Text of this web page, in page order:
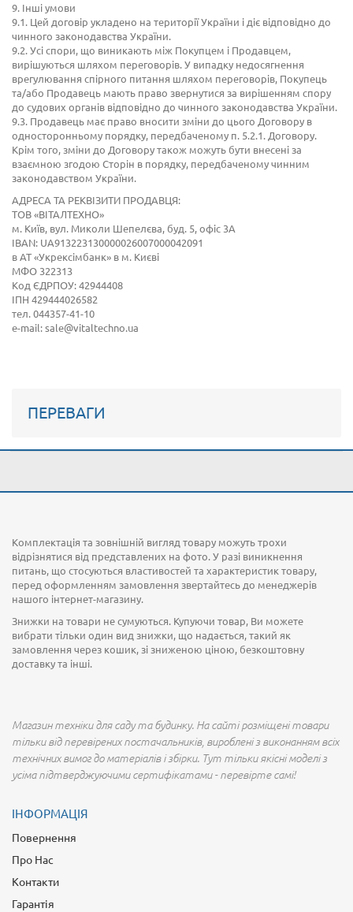
9. Інші умови
9.1. Цей договір укладено на території України і діє відповідно до
чинного законодавства України.
9.2. Усі спори, що виникають між Покупцем і Продавцем,
вирішуються шляхом переговорів. У випадку недосягнення
врегулювання спірного питання шляхом переговорів, Покупець
та/або Продавець мають право звернутися за вирішенням спору
до судових органів відповідно до чинного законодавства України.
9.3. Продавець має право вносити зміни до цього Договору в
односторонньому порядку, передбаченому п. 5.2.1. Договору.
Крім того, зміни до Договору також можуть бути внесені за
взаємною згодою Сторін в порядку, передбаченому чинним
законодавством України.
АДРЕСА ТА РЕКВІЗИТИ ПРОДАВЦЯ:
ТОВ «ВІТАЛТЕХНО»
м. Київ, вул. Миколи Шепелєва, буд. 5, офіс 3А
IBAN: UA913223130000026007000042091
в АТ «Укрексімбанк» в м. Києві
МФО 322313
Код ЄДРПОУ: 42944408
ІПН 429444026582
тел. 044357-41-10
e-mail: sale@vitaltechno.ua
ПЕРЕВАГИ
Комплектація та зовнішній вигляд товару можуть трохи
відрізнятися від представлених на фото. У разі виникнення
питань, що стосуються властивостей та характеристик товару,
перед оформленням замовлення звертайтесь до менеджерів
нашого інтернет-магазину.
Знижки на товари не сумуються. Купуючи товар, Ви можете
вибрати тільки один вид знижки, що надається, такий як
замовлення через кошик, зі зниженою ціною, безкоштовну
доставку та інші.
Магазин техніки для саду та будинку. На сайті розміщені товари
тільки від перевірених постачальників, вироблені з виконанням всіх
технічних вимог до матеріалів і збірки. Тут тільки якісні моделі з
усіма підтверджуючими сертифікатами - перевірте самі!
ІНФОРМАЦІЯ
Повернення
Про Нас
Контакти
Гарантія